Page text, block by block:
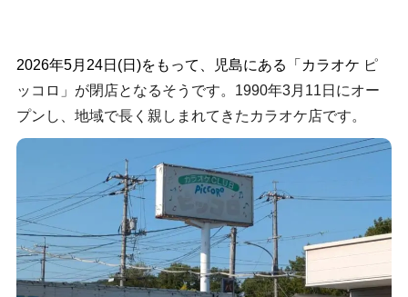
2026年5月24日(日)をもって、児島にある「カラオケ ピ
ッコロ」が閉店となるそうです。1990年3月11日にオー
プンし、地域で長く親しまれてきたカラオケ店です。